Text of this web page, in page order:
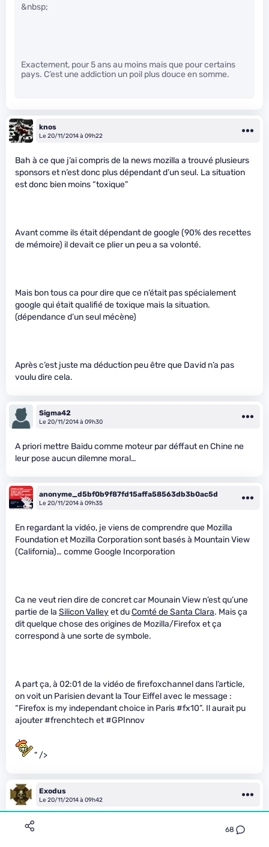
68
&nbsp;
Exactement, pour 5 ans au moins mais que pour certains
pays. C’est une addiction un poil plus douce en somme.
knos
Le 20/11/2014 à 09h22
Bah à ce que j’ai compris de la news mozilla a trouvé plusieurs
sponsors et n’est donc plus dépendant d’un seul. La situation
est donc bien moins “toxique”
Avant comme ils était dépendant de google (90% des recettes
de mémoire) il devait ce plier un peu a sa volonté.
Mais bon tous ca pour dire que ce n’était pas spécialement
google qui était qualifié de toxique mais la situation.
(dépendance d’un seul mécène)
Après c’est juste ma déduction peu être que David n’a pas
voulu dire cela.
Sigma42
Le 20/11/2014 à 09h30
A priori mettre Baidu comme moteur par déffaut en Chine ne
leur pose aucun dilemne moral…
anonyme_d5bf0b9f87fd15affa58563db3b0ac5d
Le 20/11/2014 à 09h35
En regardant la vidéo, je viens de comprendre que Mozilla
Foundation et Mozilla Corporation sont basés à Mountain View
(California)… comme Google Incorporation
Ca ne veut rien dire de concret car Mounain View n’est qu’une
partie de la Silicon Valleyet duComté de Santa Clara. Mais ça
dit quelque chose des origines de Mozilla/Firefox et ça
correspond à une sorte de symbole.
A part ça, à 02:01 de la vidéo de firefoxchannel dans l’article,
on voit un Parisien devant la Tour Eiffel avec le message :
“Firefox is my independant choice in Paris #fx10”. Il aurait pu
ajouter #frenchtech et #GPInnov
" />
Exodus
Le 20/11/2014 à 09h42
diversifié les rentrées d’argent et être moins dépendant de